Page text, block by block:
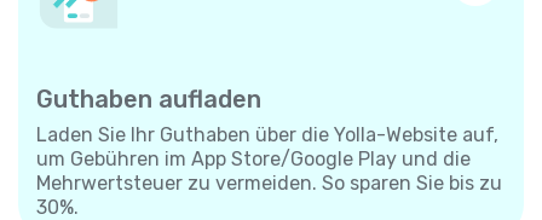
Guthaben aufladen
Laden Sie Ihr Guthaben über die Yolla-Website auf,
um Gebühren im App Store/Google Play und die
Mehrwertsteuer zu vermeiden. So sparen Sie bis zu
30%.